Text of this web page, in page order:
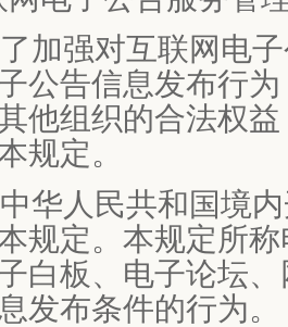
加强对互联网电
公告信息发布行
他组织的合法权
规定。
华人民共和国境
规定。本规定所
白板、电子论坛
发布条件的行为。